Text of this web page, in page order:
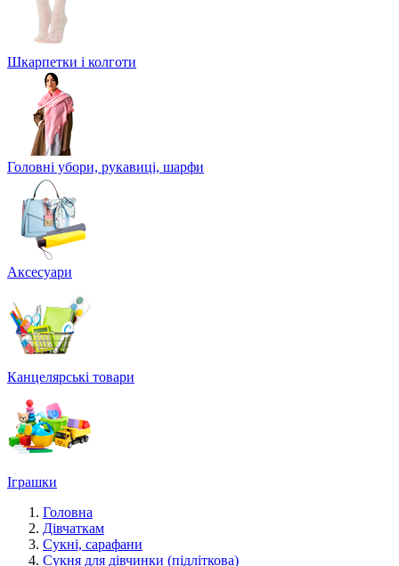
Шкарпетки і колготи
Головні убори, рукавиці, шарфи
Аксесуари
Канцелярські товари
Іграшки
Головна
Дівчаткам
Сукні, сарафани
Сукня для дівчинки (підліткова)